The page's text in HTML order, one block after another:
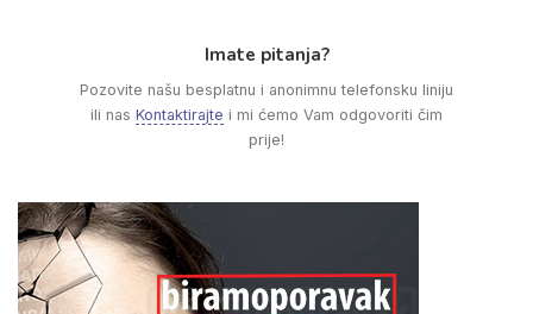
Imate pitanja?
Pozovite našu besplatnu i anonimnu telefonsku liniju
ili nas Kontaktirajte i mi ćemo Vam odgovoriti čim
prije!